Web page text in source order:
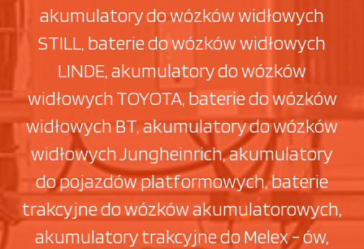
akumulatory do wózków widłowych
STILL, baterie do wózków widłowych
LINDE, akumulatory do wózków
widłowych TOYOTA, baterie do wózków
widłowych BT, akumulatory do wózków
widłowych Jungheinrich, akumulatory
do pojazdów platformowych, baterie
trakcyjne do wózków akumulatorowych,
akumulatory trakcyjne do Melex - ów,